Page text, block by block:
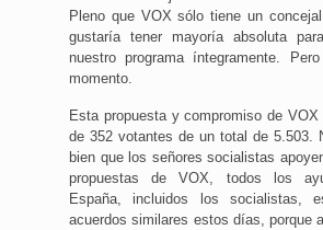
Pleno que VOX sólo tiene un
gustaría tener mayoría absoluta
nuestro programa íntegramente.
momento.
Esta propuesta y compromiso de
de 352 votantes de un total de 5.503.
bien que los señores socialistas
propuestas de VOX, todos los
España, incluidos los socialistas,
acuerdos similares estos días, porque